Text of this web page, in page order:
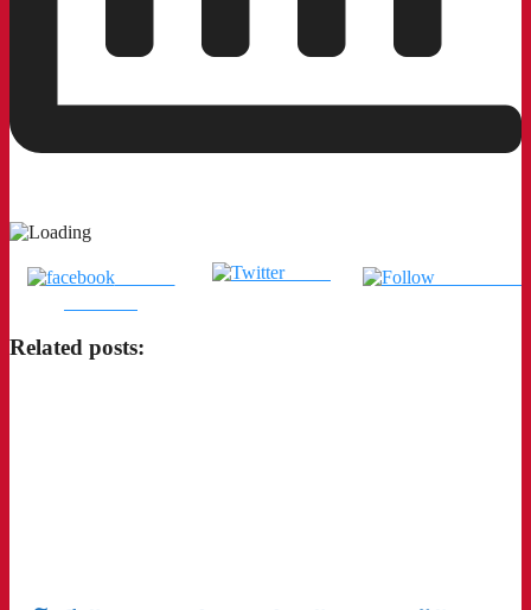
แชร์บน
Tweet
Related posts: